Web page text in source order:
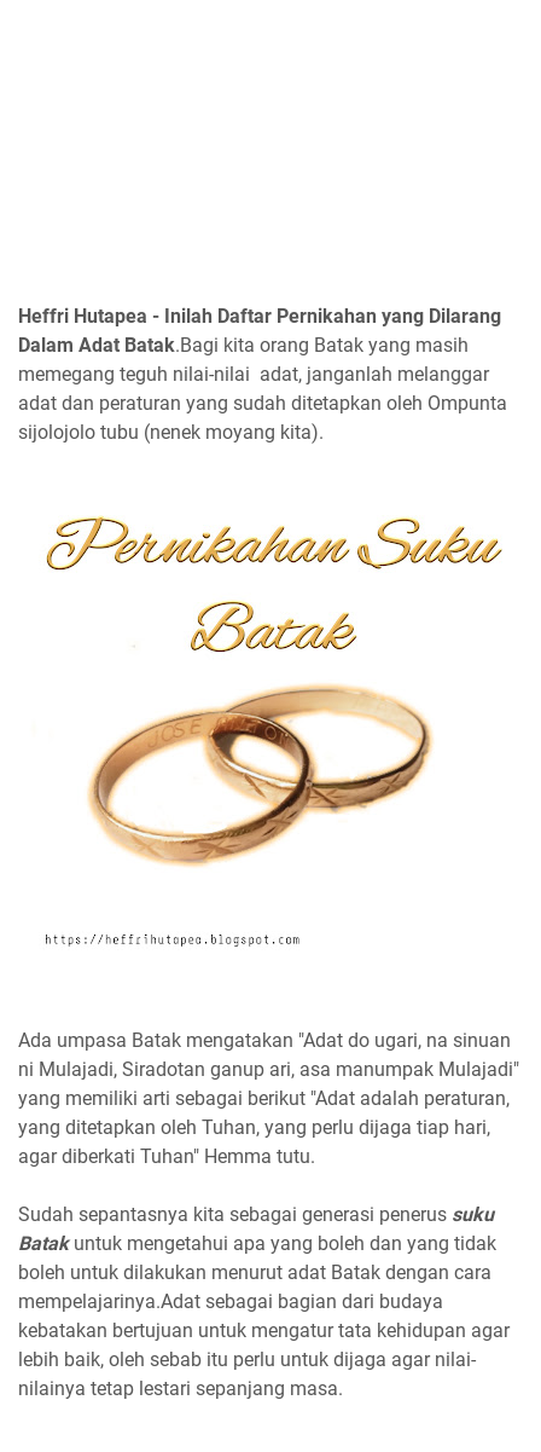
Heffri Hutapea - Inilah Daftar Pernikahan yang Dilarang
Dalam Adat Batak.Bagi kita orang Batak yang masih
memegang teguh nilai-nilai adat, janganlah melanggar
adat dan peraturan yang sudah ditetapkan oleh Ompunta
sijolojolo tubu (nenek moyang kita).
Ada umpasa Batak mengatakan "Adat do ugari, na sinuan
ni Mulajadi, Siradotan ganup ari, asa manumpak Mulajadi"
yang memiliki arti sebagai berikut "Adat adalah peraturan,
yang ditetapkan oleh Tuhan, yang perlu dijaga tiap hari,
agar diberkati Tuhan" Hemma tutu.
Sudah sepantasnya kita sebagai generasi penerus suku
Batakuntuk mengetahui apa yang boleh dan yang tidak
boleh untuk dilakukan menurut adat Batak dengan cara
mempelajarinya.Adat sebagai bagian dari budaya
kebatakan bertujuan untuk mengatur tata kehidupan agar
lebih baik, oleh sebab itu perlu untuk dijaga agar nilai-
nilainya tetap lestari sepanjang masa.